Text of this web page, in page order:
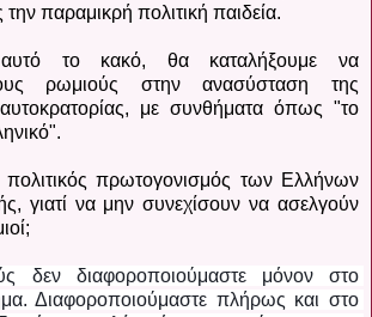
παραμικρή πολιτική παιδεία.
αυτό το κακό, θα καταλήξουμε να
ρωμιούς στην ανασύσταση της
αυτοκρατορίας, με συνθήματα όπως "το
πολιτικός πρωτογονισμός των Ελλήνων
γιατί να μην συνεχίσουν να ασελγούν
δεν διαφοροποιούμαστε μόνον στο
Διαφοροποιούμαστε πλήρως και στο